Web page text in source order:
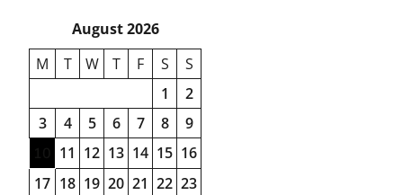
August 2026
M
T W T F S
S
1
2
3
4 5 6 7 8
9
11 12 13 14 15 16
17 18 19 20 21 22 23